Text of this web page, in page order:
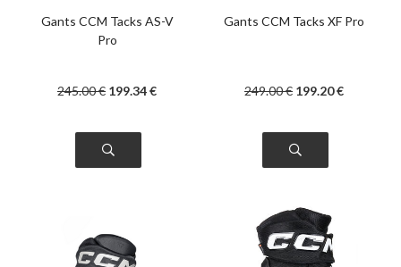
Gants CCM Tacks AS-V
Pro
245.00€ 199.34€
Gants CCM Tacks XF Pro
249.00€ 199.20€